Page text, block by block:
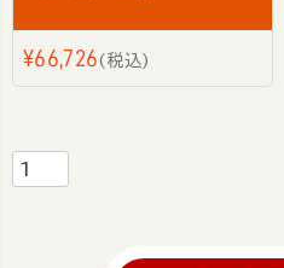
¥66,726 税込